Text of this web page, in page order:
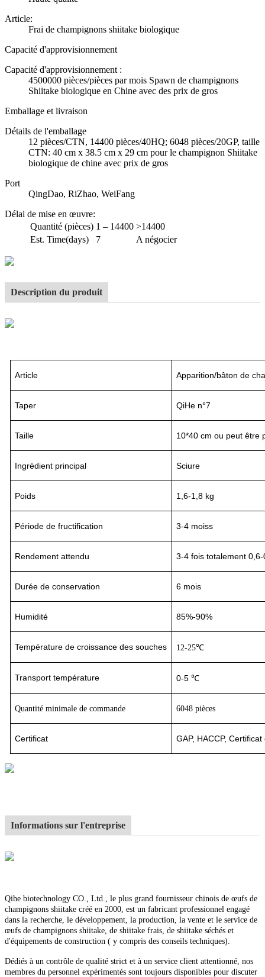
Article:
Frai de champignons shiitake biologique
Capacité d'approvisionnement
Capacité d'approvisionnement :
4500000 pièces/pièces par mois Spawn de champignons
Shiitake biologique en Chine avec des prix de gros
Emballage et livraison
Détails de l'emballage
12 pièces/CTN, 14400 pièces/40HQ; 6048 pièces/20GP, taille
CTN: 40 cm x 38.5 cm x 29 cm pour le champignon Shiitake
biologique de chine avec prix de gros
Port
QingDao, RiZhao, WeiFang
Délai de mise en œuvre:
Quantité (pièces) 1 – 14400 >14400
Est. Time(days)
7 A négocier
Description du produit
Article Apparition/bâton de
Taper QiHe n°7
Taille 10*40 cm ou peut être
Ingrédient principal Sciure
Poids 1,6-1,8 kg
Période de fructification 3-4 moiss
Rendement attendu 3-4 fois totalement
Durée de conservation 6 mois
Humidité 85%-90%
Température de croissance des souches 12-25℃
Transport température 0-5 ℃
Quantité minimale de commande 6048 pièces
Certificat GAP, HACCP,
Informations sur l'entreprise
Qihe biotechnology CO., Ltd., le plus grand fournisseur chinois de œufs de
champignons shiitake créé en 2000, est un fabricant professionnel engagé
dans la recherche, le développement, la production, la vente et le service de
œufs de champignons shiitake, de shiitake frais, de shiitake séchés et
d'équipements de construction ( y compris des conseils techniques).
Dédiés à un contrôle de qualité strict et à un service client attentionné, nos
membres du personnel expérimentés sont toujours disponibles pour discuter